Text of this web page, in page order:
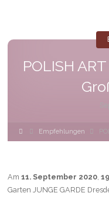
POLISH
HomeEmpfehlungen
Am 11. September 2020,
Garten JUNGE GARDE